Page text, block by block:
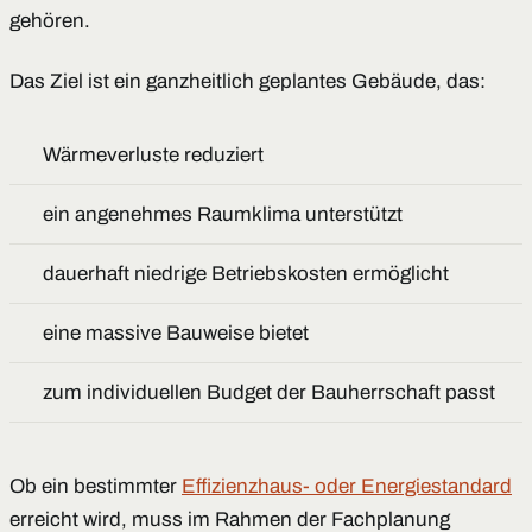
gehören.
Das Ziel ist ein ganzheitlich geplantes Gebäude, das:
Wärmeverluste reduziert
ein angenehmes Raumklima unterstützt
dauerhaft niedrige Betriebskosten ermöglicht
eine massive Bauweise bietet
zum individuellen Budget der Bauherrschaft passt
Ob ein bestimmter Effizienzhaus- oder Energiestandard
erreicht wird, muss im Rahmen der Fachplanung